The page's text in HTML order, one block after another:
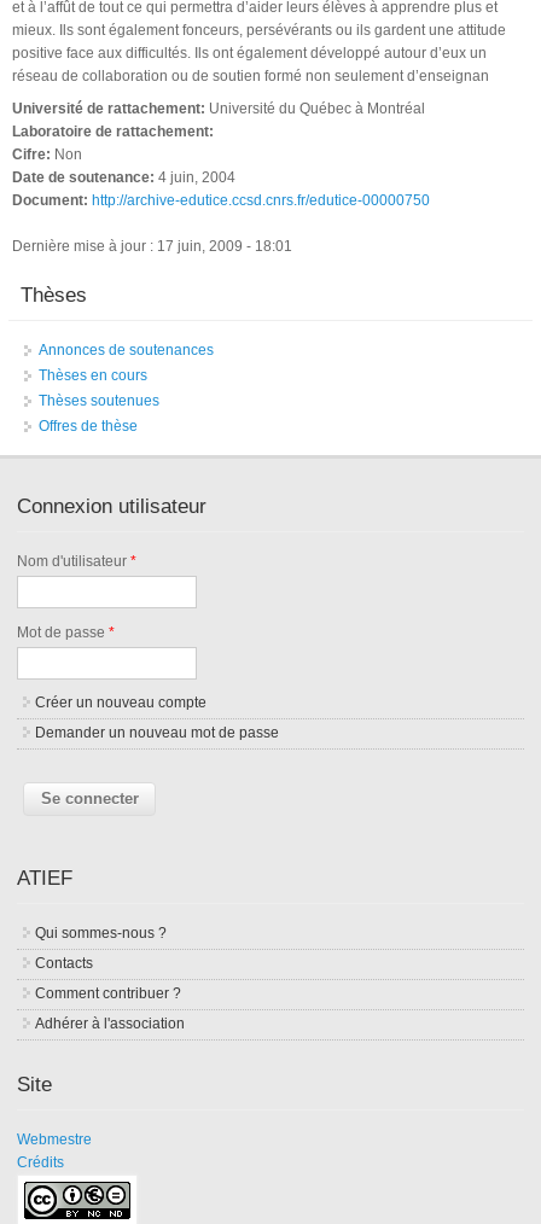
et à l’affût de tout ce qui permettra d’aider leurs élèves à apprendre plus et
mieux. Ils sont également fonceurs, persévérants ou ils gardent une attitude
positive face aux difficultés. Ils ont également développé autour d’eux un
réseau de collaboration ou de soutien formé non seulement d’enseignan
Université de rattachement: Université du Québec à Montréal
Laboratoire de rattachement:
Cifre: Non
Date de soutenance: 4 juin, 2004
Document: http://archive-edutice.ccsd.cnrs.fr/edutice-00000750
Dernière mise à jour : 17 juin, 2009 - 18:01
Thèses
Annonces de soutenances
Thèses en cours
Thèses soutenues
Offres de thèse
Connexion utilisateur
Nom d'utilisateur*
Mot de passe*
Créer un nouveau compte
Demander un nouveau mot de passe
ATIEF
Qui sommes-nous ?
Contacts
Comment contribuer ?
Adhérer à l'association
Site
Webmestre
Crédits